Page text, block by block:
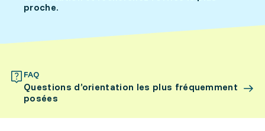
proche.
FAQ
Questions d’orientation les plus fréquemment
posées